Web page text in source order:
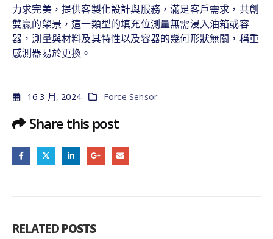
力求完美，提供客製化設計與服務，滿足客戶需求，共創
雙贏的榮景，這一類型的填充位測量無需浸入油箱或容
器，測量與材料及其特性以及容器的幾何形狀無關，稱重
感測器易於更換。
16 3 月, 2024 Force Sensor
Share this post
RELATEDPOSTS